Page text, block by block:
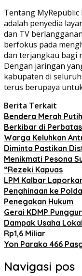
Tentang MyRepublic
adalah penyedia
dan TV
berfokus pada
dan terjangkau bagi
Dengan jaringan
kabupaten di
terus berupaya
Berita Terkait
Bendera Merah
Berkibar di
Warga Keluhkan
Diminta Pastikan
Menikmati Pesona
“Rezeki Kapuas
LPM Kalbar
Penghinaan ke
Penegakan Hukum
Gerai KDMP
Dampak Usaha
Rp1,6 Miliar
Yon Parako 466
Navigasi pos